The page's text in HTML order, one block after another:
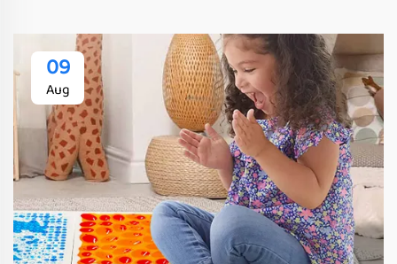
09
Aug